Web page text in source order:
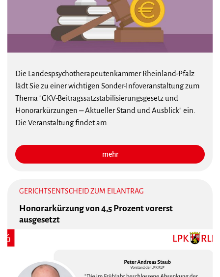
Die Landespsychotherapeutenkammer Rheinland-Pfalz
lädt Sie zu einer wichtigen Sonder-Infoveranstaltung zum
Thema "GKV-Beitragssatzstabilisierungsgesetz und
Honorarkürzungen – Aktueller Stand und Ausblick" ein.
Die Veranstaltung findet am...
mehr
GERICHTSENTSCHEID ZUM EILANTRAG
Honorarkürzung von 4,5 Prozent vorerst
ausgesetzt